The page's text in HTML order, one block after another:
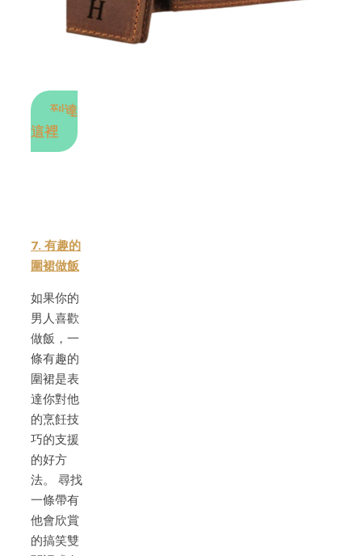
到達
這裡
7. 有趣的
圍裙做飯
如果你的
男人喜歡
做飯，一
條有趣的
圍裙是表
達你對他
的烹飪技
巧的支援
的好方
法。 尋找
一條帶有
他會欣賞
的搞笑雙